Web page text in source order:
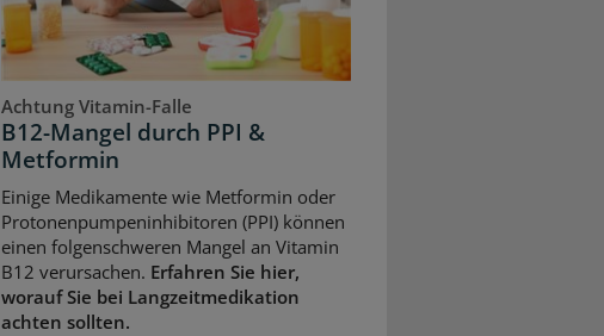
Achtung Vitamin-Falle
B12-Mangel durch PPI &
Metformin
Einige Medikamente wie Metformin oder
Protonenpumpeninhibitoren (PPI) können
einen folgenschweren Mangel an Vitamin
B12 verursachen. Erfahren Sie hier,
worauf Sie bei Langzeitmedikation
achten sollten.